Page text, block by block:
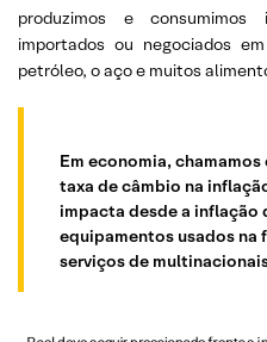
produzimos e consumimos
importados ou negociados
petróleo, o aço e muitos
Em economia,
taxa de câmbio na
impacta desde a inflação
equipamentos usados na
serviços de